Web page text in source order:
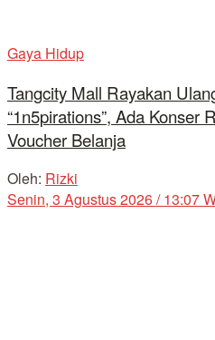
Gaya Hidup
Tangcity Mall Rayakan
“1n5pirations”, Ada Konser
Voucher Belanja
Oleh: Rizki
Senin, 3 Agustus 2026 / 13:07